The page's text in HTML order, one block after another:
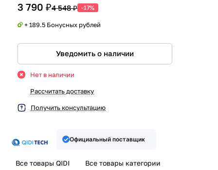
3 790 ₽4 548 ₽ -17%
+ 189.5 Бонусных рублей
Уведомить о наличии
Нет в наличии
Рассчитать доставку
Получить консультацию
Официальный поставщик
Все товары QIDI Все товары категории